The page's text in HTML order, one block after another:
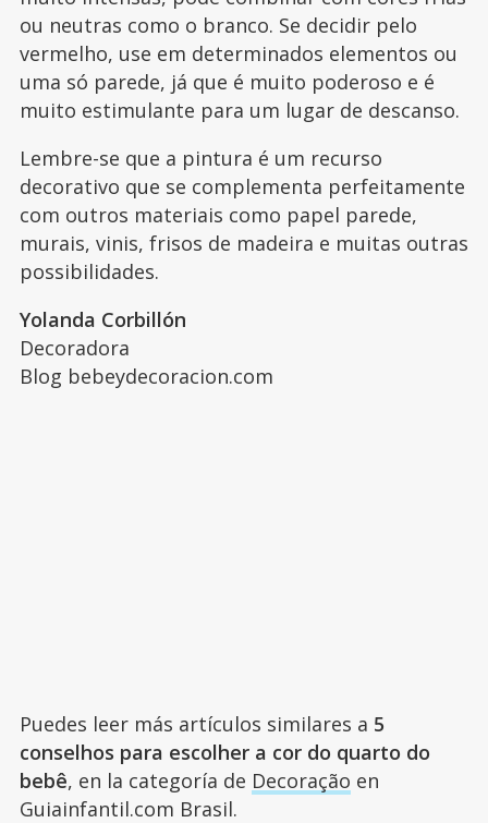
ou neutras como o branco. Se decidir pelo
vermelho, use em determinados elementos ou
uma só parede, já que é muito poderoso e é
muito estimulante para um lugar de descanso.
Lembre-se que a pintura é um recurso
decorativo que se complementa perfeitamente
com outros materiais como papel parede,
murais, vinis, frisos de madeira e muitas outras
possibilidades.
Yolanda Corbillón
Decoradora
Blog bebeydecoracion.com
Puedes leer más artículos similares a 5
conselhos para escolher a cor do quarto do
bebê, en la categoría de Decoração en
Guiainfantil.com Brasil.